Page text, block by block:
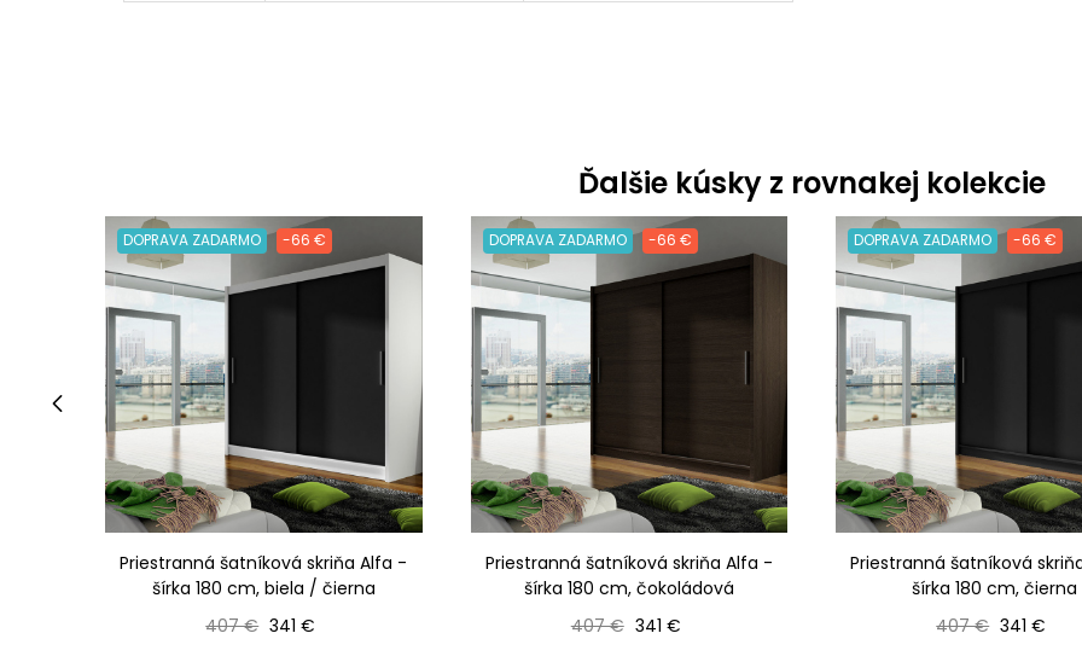
Ďalšie kúsky z rovnakej kolekcie
DOPRAVA ZADARMO -66 €
Priestranná šatníková skriňa Alfa -
šírka 180 cm, biela / čierna
Bežná cena
407 € Cena
341 €
DOPRAVA ZADARMO -66 €
Priestranná šatníková skriňa Alfa -
šírka 180 cm, čokoládová
Bežná cena
407 € Cena
341 €
DOPRAVA ZADARMO -66 €
Priestranná šatníková
šírka 180 cm, čierna
Bežná cena
407 € Cena
341 €